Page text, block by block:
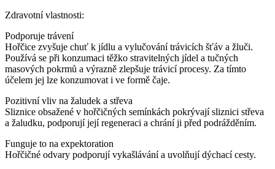
Zdravotní vlastnosti:
Podporuje trávení
Hořčice zvyšuje chuť k jídlu a vylučování trávicích šťáv a žluči.
Používá se při konzumaci těžko stravitelných jídel a tučných
masových pokrmů a výrazně zlepšuje trávicí procesy. Za tímto
účelem jej lze konzumovat i ve formě čaje.
Pozitivní vliv na žaludek a střeva
Sliznice obsažené v hořčičných semínkách pokrývají sliznici střeva
a žaludku, podporují její regeneraci a chrání ji před podrážděním.
Funguje to na expektoration
Hořčičné odvary podporují vykašlávání a uvolňují dýchací cesty.